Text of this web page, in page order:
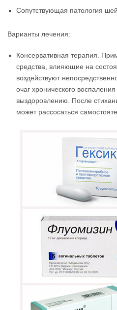
Сопутствующая патология
Варианты лечения:
Консервативная терапия.
средства, влияющие на
воздействуют
очаг хронического
выздоровлению. После
может рассосаться